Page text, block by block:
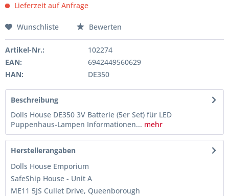
Lieferzeit auf Anfrage
Wunschliste Bewerten
Artikel-Nr.:
102274
EAN:
6942449560629
HAN:
DE350
Beschreibung
Dolls House DE350 3V Batterie (5er Set) für LED
Puppenhaus-Lampen Informationen... mehr
Herstellerangaben
Dolls House Emporium
SafeShip House - Unit A
ME11 5JS Cullet Drive, Queenborough